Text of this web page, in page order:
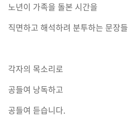
노년이 가족을 돌본 시간을
직면하고 해석하려 분투하는 문장들
각자의 목소리로
공들여 낭독하고
공들여 듣습니다.